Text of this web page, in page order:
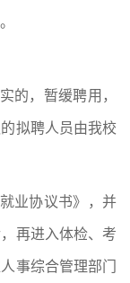
的，暂缓聘用，
拟聘人员由我校
业协议书》 ，并
再进入体检、考
事综合管理部门